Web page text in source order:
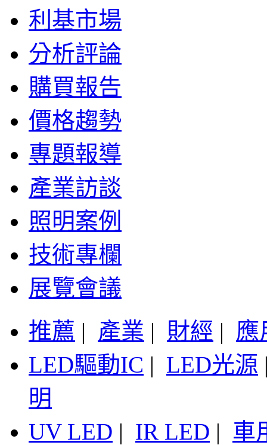
利基市場
分析評論
購買報告
價格趨勢
專題報導
產業訪談
照明案例
技術專欄
展覽會議
推薦 | 產業 | 財經 | 應
LED驅動IC | LED光源
明
UV LED | IR LED | 車